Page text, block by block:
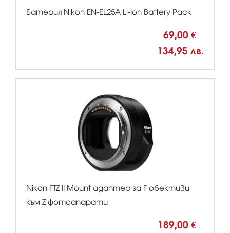
Батерия Nikon EN-EL25A Li-Ion Battery Pack
69,00 €
134,95 лв.
Nikon FTZ II Mount адаптер за F обективи
към Z фотоапарати
189,00 €